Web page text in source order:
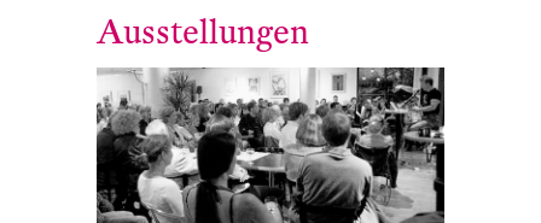
Ausstellungen